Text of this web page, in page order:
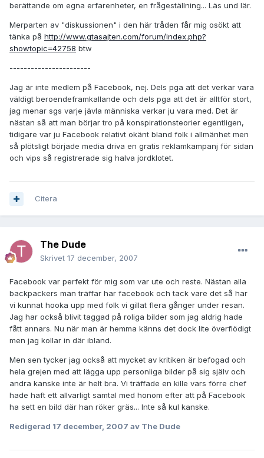
berättande om egna erfarenheter, en frågeställning... Läs und lär.
Merparten av "diskussionen" i den här tråden får mig osökt att
tänka på http://www.gtasajten.com/forum/index.php?
showtopic=42758 btw
-----------------------
Jag är inte medlem på Facebook, nej. Dels pga att det verkar vara
väldigt beroendeframkallande och dels pga att det är alltför stort,
jag menar sgs varje jävla människa verkar ju vara med. Det är
nästan så att man börjar tro på konspirationsteorier egentligen,
tidigare var ju Facebook relativt okänt bland folk i allmänhet men
så plötsligt började media driva en gratis reklamkampanj för sidan
och vips så registrerade sig halva jordklotet.
Citera
The Dude
Skrivet 17 december, 2007
Facebook var perfekt för mig som var ute och reste. Nästan alla
backpackers man träffar har facebook och tack vare det så har
vi kunnat hooka upp med folk vi gillat flera gånger under resan.
Jag har också blivit taggad på roliga bilder som jag aldrig hade
fått annars. Nu när man är hemma känns det dock lite överflödigt
men jag kollar in där ibland.
Men sen tycker jag också att mycket av kritiken är befogad och
hela grejen med att lägga upp personliga bilder på sig själv och
andra kanske inte är helt bra. Vi träffade en kille vars förre chef
hade haft ett allvarligt samtal med honom efter att på Facebook
ha sett en bild där han röker gräs... Inte så kul kanske.
Redigerad 17 december, 2007 av The Dude